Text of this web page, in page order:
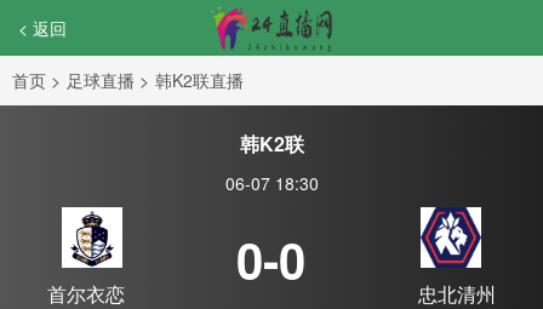
< 返回
首页 > 足球直播 > 韩K2联直播
韩K2联
06-07 18:30
首尔衣恋
0-0
忠北清州